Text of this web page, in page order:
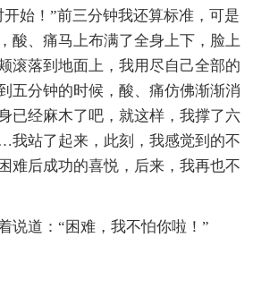
始！”前三分钟我还算标准，可是
酸、痛马上布满了全身上下，脸上
滚落到地面上，我用尽自己全部的
五分钟的时候，酸、痛仿佛渐渐消
已经麻木了吧，就这样，我撑了六
站了起来，此刻，我感觉到的不
难后成功的喜悦，后来，我再也不
说道：“困难，我不怕你啦！”